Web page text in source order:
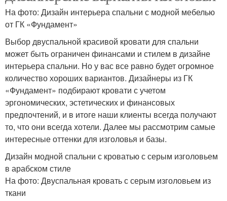
На фото: Дизайн интерьера спальни с модной мебелью
от ГК «Фундамент»
Выбор двуспальной красивой кровати для спальни
может быть ограничен финансами и стилем в дизайне
интерьера спальни. Но у вас все равно будет огромное
количество хороших вариантов. Дизайнеры из ГК
«Фундамент» подбирают кровати с учетом
эргономических, эстетических и финансовых
предпочтений, и в итоге наши клиенты всегда получают
то, что они всегда хотели. Далее мы рассмотрим самые
интересные оттенки для изголовья и базы.
Дизайн модной спальни с кроватью с серым изголовьем
в арабском стиле
На фото: Двуспальная кровать с серым изголовьем из
ткани